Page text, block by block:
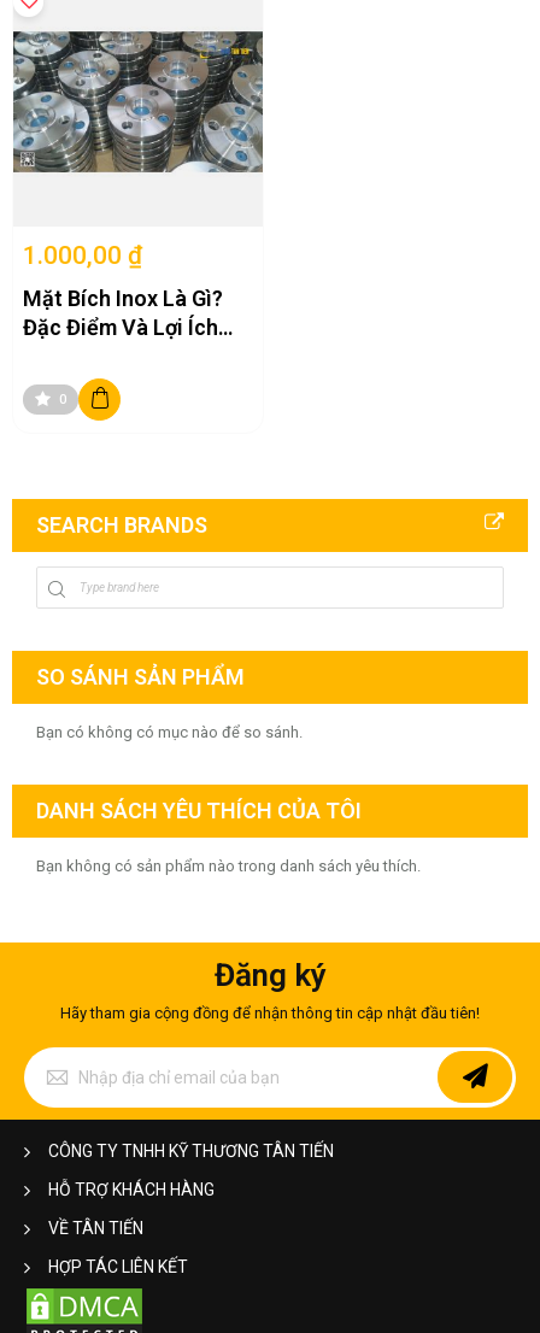
1.000,00 ₫
Mặt Bích Inox Là Gì?
Đặc Điểm Và Lợi Ích
Công Nghiệp
0
SEARCH BRANDS
SO SÁNH SẢN PHẨM
Bạn có không có mục nào để so sánh.
DANH SÁCH YÊU THÍCH CỦA TÔI
Bạn không có sản phẩm nào trong danh sách yêu thích.
Đăng ký
Hãy tham gia cộng đồng để nhận thông tin cập nhật đầu tiên!
Đăng
ký
để
nhận
tin
chúng
CÔNG TY TNHH KỸ THƯƠNG TÂN TIẾN
HỖ TRỢ KHÁCH HÀNG
VỀ TÂN TIẾN
HỢP TÁC LIÊN KẾT